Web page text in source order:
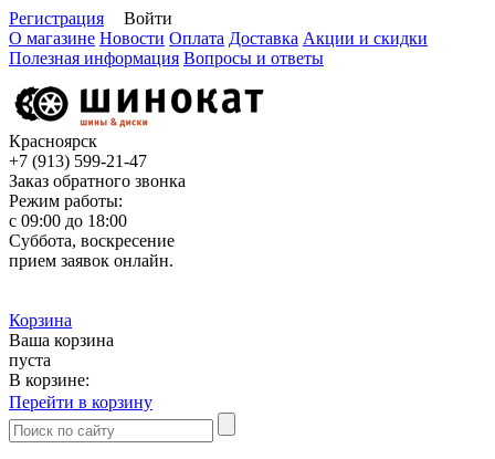
Регистрация
Войти
О магазине Новости Оплата Доставка Акции и скидки
Полезная информация Вопросы и ответы
Красноярск
+7 (913) 599-21-47
Заказ обратного звонка
Режим работы:
с 09:00 до 18:00
Суббота, воскресение
прием заявок онлайн.
Корзина
Ваша корзина
пуста
В корзине:
Перейти в корзину